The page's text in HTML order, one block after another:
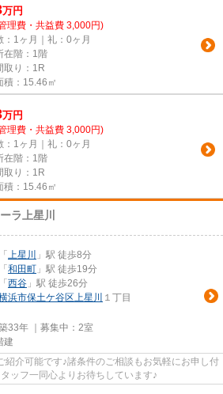
万円
理費・共益費 3,000円)
：1ヶ月｜礼：0ヶ月
在階：1階
取り：1R
積：15.46㎡
万円
理費・共益費 3,000円)
：1ヶ月｜礼：0ヶ月
在階：1階
取り：1R
積：15.46㎡
ラ上星川
「 上星川
」駅 徒歩8分
「 和田町 」駅 徒歩19分
「 西谷 」駅 徒歩26分
浜市保土ケ谷区上星川 １丁目
33年 ｜募集中： 2室
建
紹介可能です♪諸条件のご相談もお気軽にお申し付
ッフ一同心よりお待ちしています♪